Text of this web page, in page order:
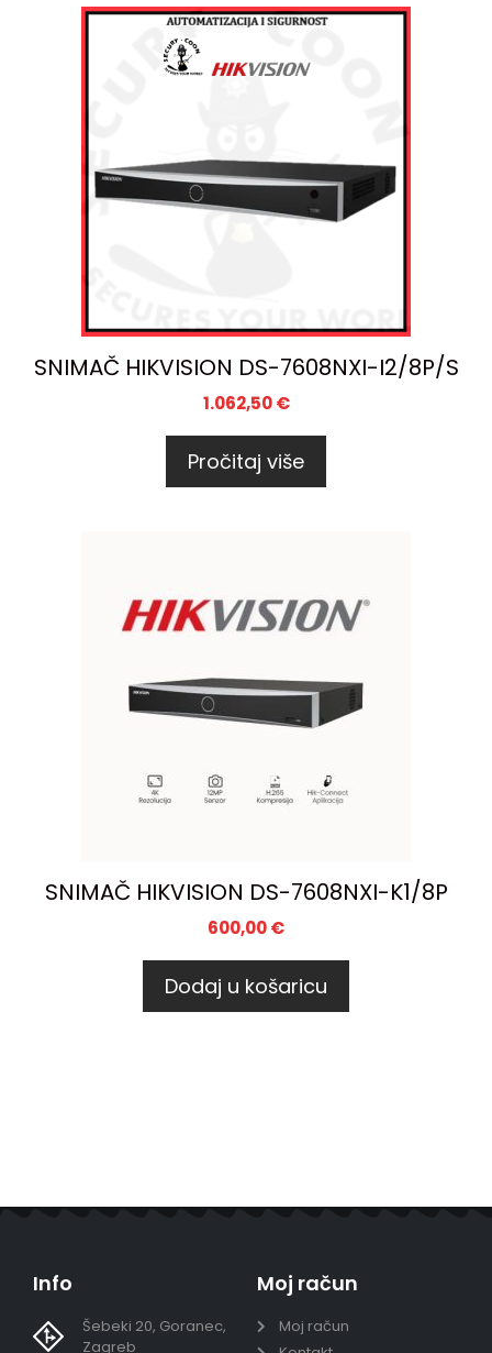
SNIMAČ HIKVISION DS-7608NXI-I2/8P/S
1.062,50€
Pročitaj više
SNIMAČ HIKVISION DS-7608NXI-K1/8P
600,00€
Dodaj u košaricu
Info
Šebeki 20, Goranec,
Zagreb
Moj račun
Moj račun